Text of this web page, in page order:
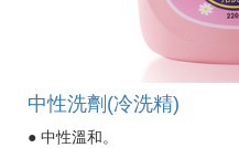
中性洗劑(冷洗精)
● 中性溫和。